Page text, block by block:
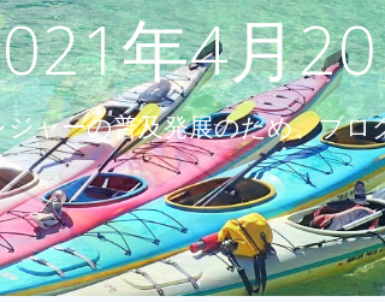
年4月
ャーの普及発展のため、ブ